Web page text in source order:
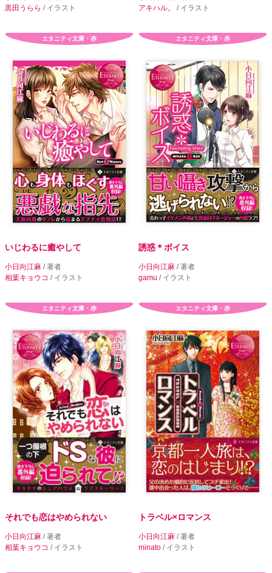
黒田うらら / イラスト
アキハル。 / イラスト
エタニティ文庫・赤
いじわるに癒やして
小日向江麻 / 著者
相葉キョウコ / イラスト
エタニティ文庫・赤
誘惑＊ボイス
小日向江麻 / 著者
gamu / イラスト
エタニティ文庫・赤
それでも恋はやめられない
小日向江麻 / 著者
相葉キョウコ / イラスト
エタニティ文庫・赤
トラベル×ロマンス
小日向江麻 / 著者
minato / イラスト